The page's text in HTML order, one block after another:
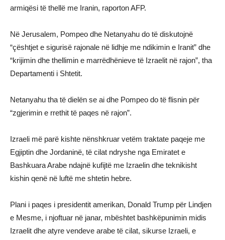
armiqësi të thellë me Iranin, raporton AFP.
Në Jerusalem, Pompeo dhe Netanyahu do të diskutojnë
“çështjet e sigurisë rajonale në lidhje me ndikimin e Iranit” dhe
“krijimin dhe thellimin e marrëdhënieve të Izraelit në rajon”, tha
Departamenti i Shtetit.
Netanyahu tha të dielën se ai dhe Pompeo do të flisnin për
“zgjerimin e rrethit të paqes në rajon”.
Izraeli më parë kishte nënshkruar vetëm traktate paqeje me
Egjiptin dhe Jordaninë, të cilat ndryshe nga Emiratet e
Bashkuara Arabe ndajnë kufijtë me Izraelin dhe teknikisht
kishin qenë në luftë me shtetin hebre.
Plani i paqes i presidentit amerikan, Donald Trump për Lindjen
e Mesme, i njoftuar në janar, mbështet bashkëpunimin midis
Izraelit dhe atyre vendeve arabe të cilat, sikurse Izraeli, e